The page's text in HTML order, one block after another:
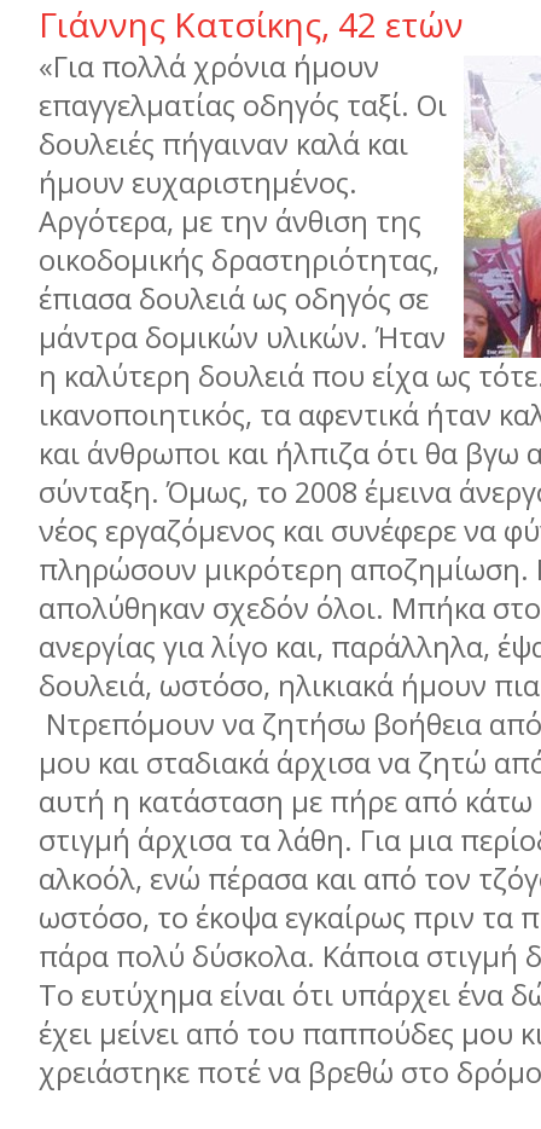
Γιάννης Κατσίκης, 42 ετών
«Για πολλά χρόνια ήμουν
επαγγελματίας οδηγός ταξί. Οι
δουλειές πήγαιναν καλά και
ήμουν ευχαριστημένος.
Αργότερα, με την άνθιση της
οικοδομικής δραστηριότητας,
έπιασα δουλειά ως οδηγός σε
μάντρα δομικών υλικών. Ήταν
η καλύτερη δουλειά που είχα ως
ικανοποιητικός, τα αφεντικά ήταν
και άνθρωποι και ήλπιζα ότι θα βγω
σύνταξη. Όμως, το 2008 έμεινα
νέος εργαζόμενος και συνέφερε να
πληρώσουν μικρότερη αποζημίωση.
απολύθηκαν σχεδόν όλοι. Μπήκα
ανεργίας για λίγο και, παράλληλα,
δουλειά, ωστόσο, ηλικιακά ήμουν
Ντρεπόμουν να ζητήσω βοήθεια από
μου και σταδιακά άρχισα να ζητώ
αυτή η κατάσταση με πήρε από κάτω
στιγμή άρχισα τα λάθη. Για μια
αλκοόλ, ενώ πέρασα και από τον
ωστόσο, το έκοψα εγκαίρως πριν τα
πάρα πολύ δύσκολα. Κάποια στιγμή
Το ευτύχημα είναι ότι υπάρχει ένα
έχει μείνει από του παππούδες μου
χρειάστηκε ποτέ να βρεθώ στο